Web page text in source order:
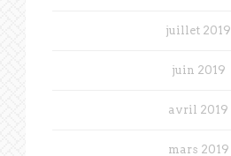
juillet 2019
juin 2019
avril 2019
mars 2019